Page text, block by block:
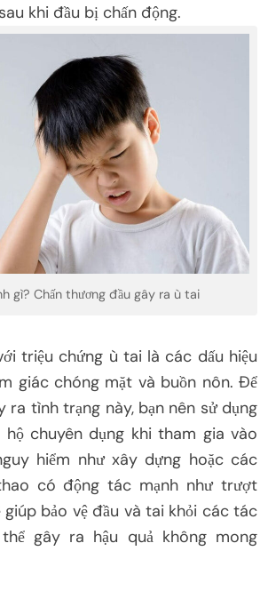
khi đầu bị chấn động.
gì? Chấn thương đầu gây ra ù tai
triệu chứng ù tai là các dấu hiệu
giác chóng mặt và buồn nôn. Để
ra tình trạng này, bạn nên sử dụng
chuyên dụng khi tham gia vào
hiểm như xây dựng hoặc các
có động tác mạnh như trượt
giúp bảo vệ đầu và tai khỏi các tác
gây ra hậu quả không mong